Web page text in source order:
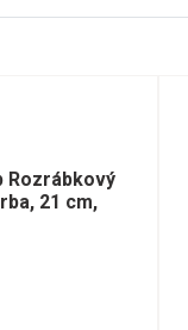
Rozrábkový
21 cm,